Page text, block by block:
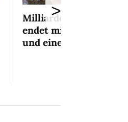
Milliardenaffäre
endet mit Mini-Busse
und einem Bedingten
>